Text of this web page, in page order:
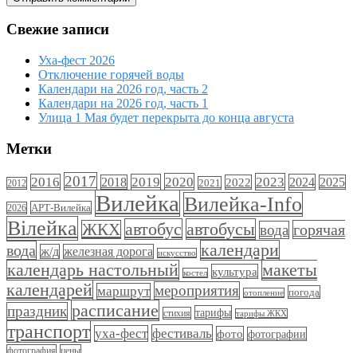
Свежие записи
Уха-фест 2026
Отключение горячей воды
Календари на 2026 год, часть 2
Календари на 2026 год, часть 1
Улица 1 Мая будет перекрыта до конца августа
Метки
2012 2016 2017 2018 2019 2020 2021 2022 2023 2024 2025
2026 АРТ-Вилейка Вилейка Вилейка-Info
Вілейка ЖКХ автобус автобусы вода горячая
вода ж/д железная дорога искусство
календари
календарь настольный
костел культура макеты
календарей маршрут мероприятия отопление погода
праздник расписание стихия тарифы тарифы ЖКХ
транспорт уха-фест фестиваль фото фотографии
фотография цены